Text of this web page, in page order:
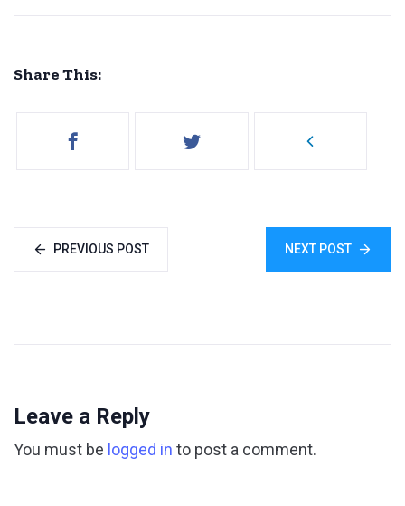
Share This:
PREVIOUS POST NEXT POST
Leave a Reply
You must be logged in to post a comment.